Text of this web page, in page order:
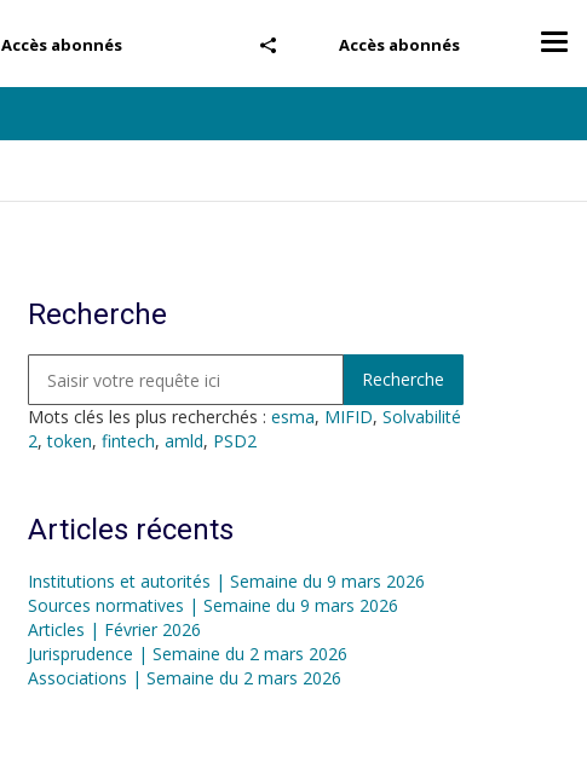
Accès abonnés
Accès abonnés
Recherche
Mots clés les plus recherchés : esma, MIFID, Solvabilité
2,token, fintech, amld, PSD2
Articles récents
Institutions et autorités | Semaine du 9 mars 2026
Sources normatives | Semaine du 9 mars 2026
Articles | Février 2026
Jurisprudence | Semaine du 2 mars 2026
Associations | Semaine du 2 mars 2026